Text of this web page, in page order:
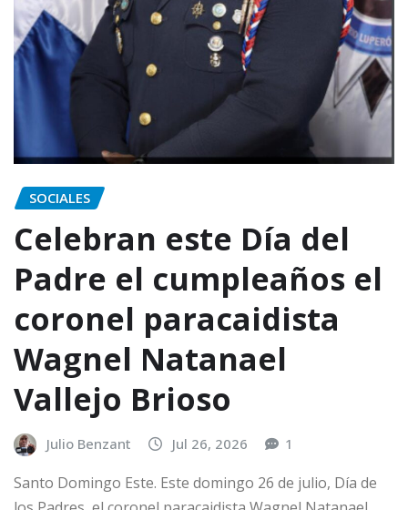
SOCIALES
Celebran este Día del
Padre el cumpleaños el
coronel paracaidista
Wagnel Natanael
Vallejo Brioso
Julio Benzant Jul 26, 2026 1
Santo Domingo Este. Este domingo 26 de julio, Día de